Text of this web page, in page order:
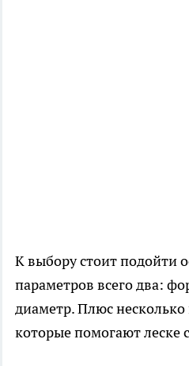
К выбору стоит подойти
параметров всего два:
диаметр. Плюс
которые помогают леске